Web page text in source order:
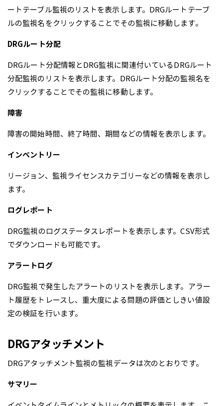
ートテーブル監視のリストを表示します。DRGルートテーブ
ルの監視名をクリックすることでその監視に移動します。
DRGルート分配
DRGルート分配情報とDRG監視に関連付いているDRGルート
分配監視のリストを表示します。DRGルート分配の監視名を
クリックすることでその監視に移動します。
障害
障害の開始時間、終了時間、期間などの情報を表示します。
インベントリー
リージョン、監視ライセンスカテゴリーなどの情報を表示し
ます。
ログレポート
DRG監視のログステータスレポートを表示します。CSV形式
でダウンロードも可能です。
アラートログ
DRG監視で発生したアラートのリストを表示します。アラー
ト履歴をトレースし、重大度による問題の評価としきい値設
定の検証を行います。
DRGアタッチメント
DRGアタッチメント監視の監視データは次のとおりです。
サマリー